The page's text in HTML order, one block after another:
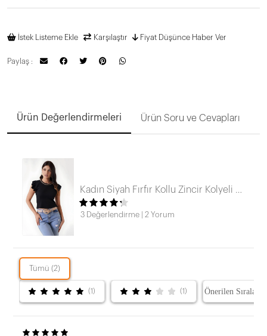
İstek Listeme Ekle Karşılaştır Fiyat Düşünce Haber Ver
Paylaş :
Ürün Değerlendirmeleri Ürün Soru ve Cevapları
Kadın Siyah Fırfır Kollu Zincir Kolyeli Örme Bluz HZL22S-BD104301
3 Değerlendirme 2 Yorum
Tümü (2)
(1) (1)